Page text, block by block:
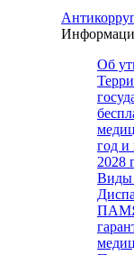
Об
год и
2028
Виды